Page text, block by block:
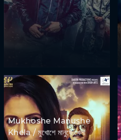
Mukhoshe Manushe
Khela / মুখোশে মানুষে খেলা